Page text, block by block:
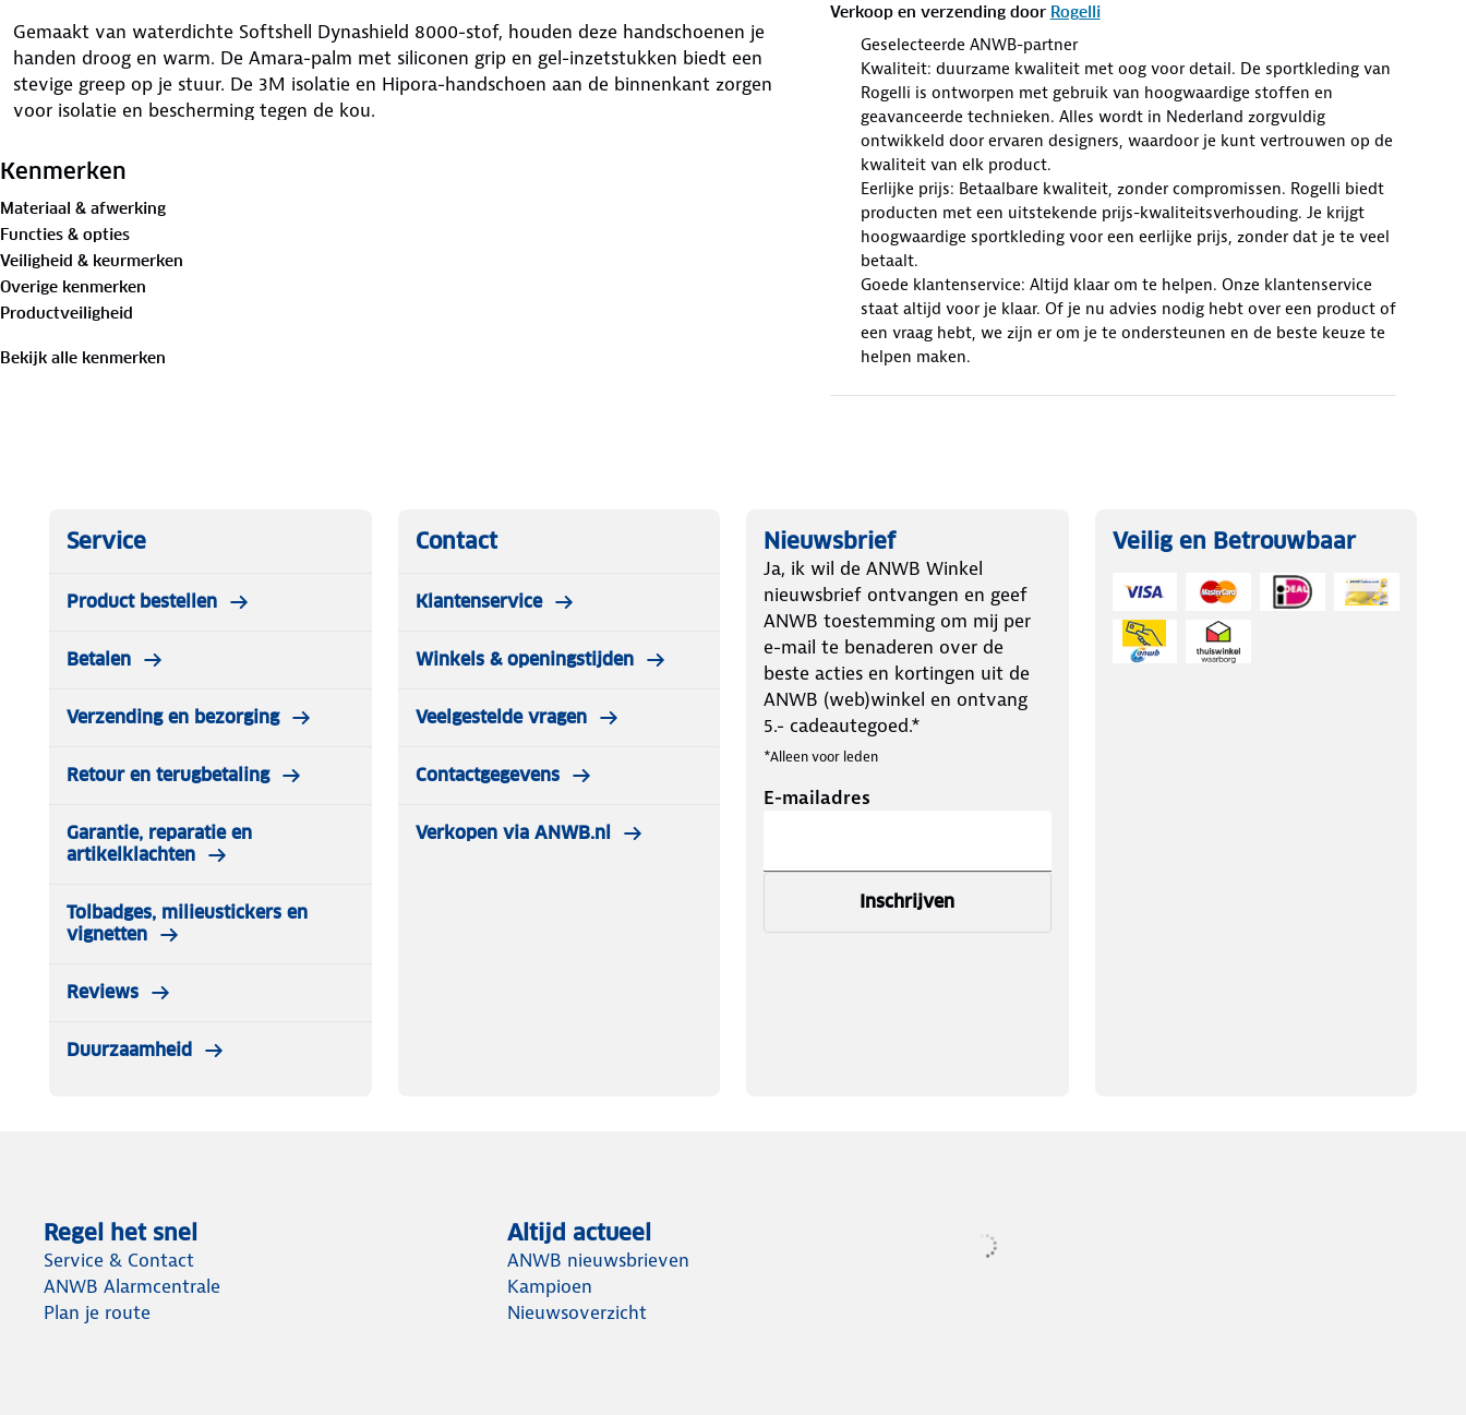
Verkoop en verzending door Rogelli
Geselecteerde ANWB-partner
Kwaliteit: duurzame kwaliteit met oog voor detail. De sportkleding van
Rogelli is ontworpen met gebruik van hoogwaardige stoffen en
geavanceerde technieken. Alles wordt in Nederland zorgvuldig
ontwikkeld door ervaren designers, waardoor je kunt vertrouwen op de
kwaliteit van elk product.
Eerlijke prijs: Betaalbare kwaliteit, zonder compromissen. Rogelli biedt
producten met een uitstekende prijs-kwaliteitsverhouding. Je krijgt
hoogwaardige sportkleding voor een eerlijke prijs, zonder dat je te veel
betaalt.
Goede klantenservice: Altijd klaar om te helpen. Onze klantenservice
staat altijd voor je klaar. Of je nu advies nodig hebt over een product of
een vraag hebt, we zijn er om je te ondersteunen en de beste keuze te
helpen maken.
Gemaakt van waterdichte Softshell Dynashield 8000-stof, houden deze handschoenen je
handen droog en warm. De Amara-palm met siliconen grip en gel-inzetstukken biedt een
stevige greep op je stuur. De 3M isolatie en Hipora-handschoen aan de binnenkant zorgen
voor isolatie en bescherming tegen de kou.
Dankzij de Touch wijsvinger en duim, kun je eenvoudig je telefoon bedienen zonder je
transpiratievocht tijdens intensieve ritten. De polsband met klittenbandsluiting zorgt voor
een veilige pasvorm die niet verschuift tijdens het rijden.
Kenmerken
Materiaal & afwerking
Functies & opties
Veiligheid & keurmerken
Overige kenmerken
Productveiligheid
Bekijk alle kenmerken
Service
Product bestellen
Betalen
Verzending en bezorging
Retour en terugbetaling
Garantie, reparatie en
artikelklachten
Tolbadges, milieustickers en
vignetten
Reviews
Duurzaamheid
Contact
Klantenservice
Winkels & openingstijden
Veelgestelde vragen
Contactgegevens
Verkopen via ANWB.nl
Nieuwsbrief
Ja, ik wil de ANWB Winkel
nieuwsbrief ontvangen en geef
ANWB toestemming om mij per
e-mail te benaderen over de
beste acties en kortingen uit de
ANWB (web)winkel en ontvang
5.- cadeautegoed.*
*Alleen voor leden
E-mailadres
Inschrijven
Veilig en Betrouwbaar
Regel het snel
Service & Contact
ANWB Alarmcentrale
Plan je route
Altijd actueel
ANWB nieuwsbrieven
Kampioen
Nieuwsoverzicht